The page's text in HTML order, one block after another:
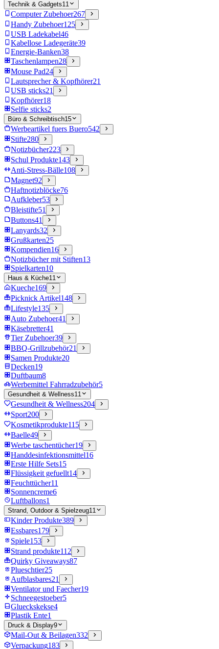
Technik & Gadgets11
Computer Zubehoer267
Handy Zubehoer125
USB Ladekabel46
Kabellose Ladegeräte39
Energie-Banken38
Taschenlampen28
Mouse Pad24
Lautsprecher & Kopfhörer21
USB sticks21
Kopfhörer18
Selfie sticks2
Büro & Schreibtisch15
Werbeartikel fuers Buero542
Stifte280
Notizbücher223
Schul Produkte143
Anti-Stress-Bälle108
Magnet92
Haftnotizblöcke76
Aufkleber53
Bleistifte51
Buttons41
Lanyards32
Grußkarten25
Kompendien16
Notizbücher mit Stiften13
Spielkarten10
Haus & Küche11
Kueche169
Picknick Artikel148
Lifestyle135
Auto Zubehoer41
Käsebretter41
Tier Zubehoer39
BBQ-Grillzubehör21
Samen Produkte20
Decken19
Duftbaum8
Werbemittel Fahrradzubehör5
Gesundheit & Wellness11
Gesundheit & Wellness204
Sport200
Kosmetikprodukte115
Baelle49
Werbe taschentücher19
Handdesinfektionsmittel16
Erste Hilfe Sets15
Flüssigkeit gefuellt14
Feuchttücher11
Sonnencreme6
Luftballons1
Strand, Outdoor & Spielzeug11
Kinder Produkte389
Essbares179
Spiele153
Strand produkte112
Quirky Giveaways87
Plueschtier25
Aufblasbares21
Ventilator und Faecher19
Schneegestoeber5
Glueckskekse4
Plastik Ente1
Druck & Display9
Mail-Out & Beilagen332
Verpackung183